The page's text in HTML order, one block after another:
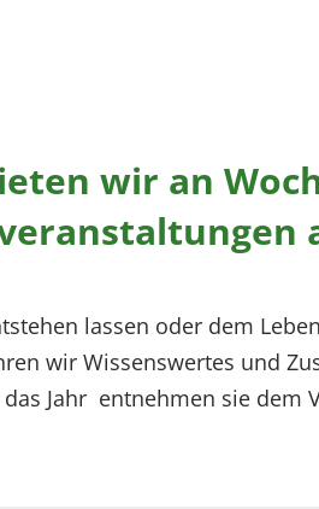
wir an
lassen oder dem
wir Wissenswertes und
Jahr entnehmen sie dem